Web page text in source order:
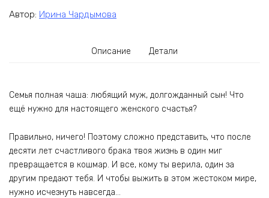
Автор: Ирина Чардымова
Описание Детали
Семья полная чаша: любящий муж, долгожданный сын! Что
ещё нужно для настоящего женского счастья?
Правильно, ничего! Поэтому сложно представить, что после
десяти лет счастливого брака твоя жизнь в один миг
превращается в кошмар. И все, кому ты верила, один за
другим предают тебя. И чтобы выжить в этом жестоком мире,
нужно исчезнуть навсегда…